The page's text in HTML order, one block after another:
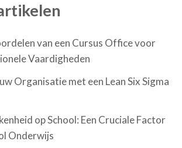
van een Cursus Office voor
Vaardigheden
Organisatie met een Lean Six Sigma
op School: Een Cruciale Factor
Onderwijs